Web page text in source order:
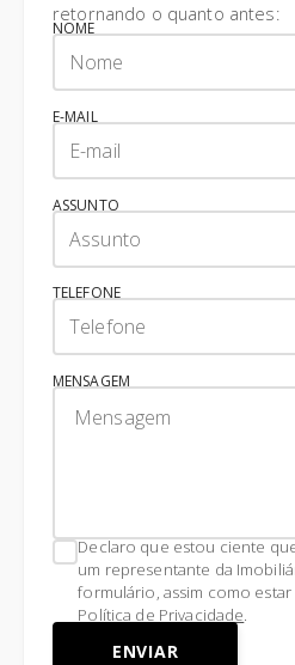
retornando o quanto antes:
NOME
E-MAIL
ASSUNTO
TELEFONE
MENSAGEM
Declaro que estou ciente
um representante da
formulário, assim como
Política de Privacidade.
ENVIAR